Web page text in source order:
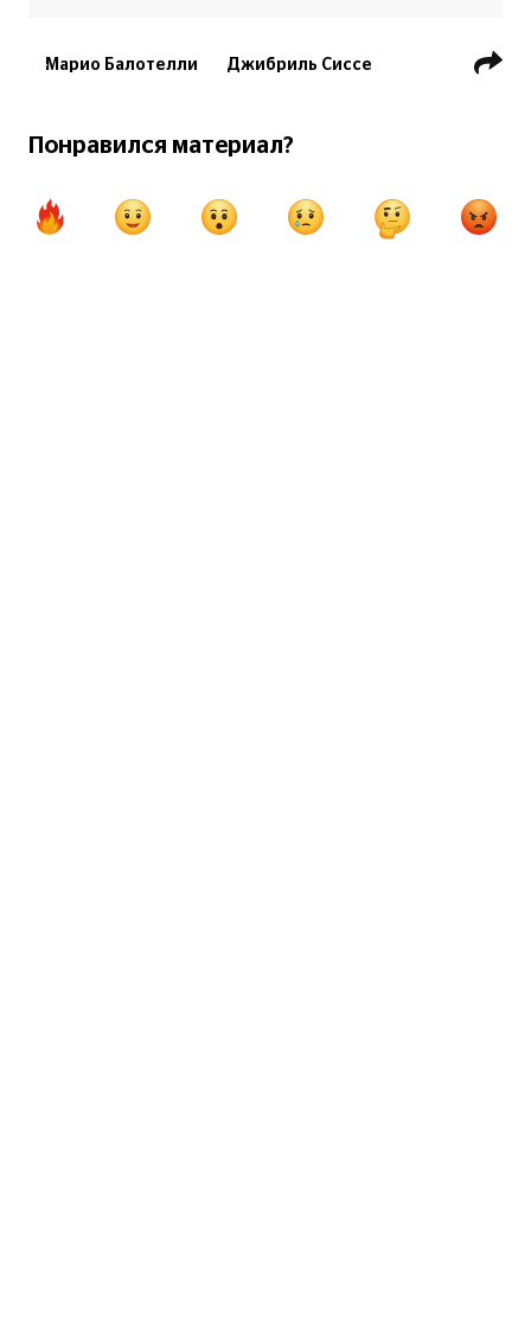
Марио Балотелли Джибриль Сиссе
Серхио Агуэро ФК Манчестер Сити
ФК Манчестер Юнайтед
Понравился материал?